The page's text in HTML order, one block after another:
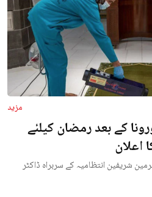
مزید
کے بعد رمضان کیلئے
اعلان
شریفین انتظامیہ کے سربراہ ڈاکٹر